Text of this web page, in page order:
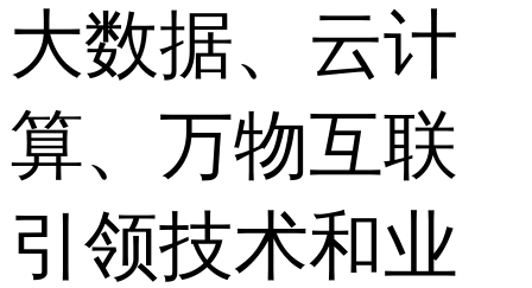
大数据、云计
算、万物互联
引领技术和业